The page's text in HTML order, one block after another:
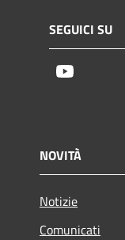
SEGUICI SU
NOVITÀ
Notizie
Comunicati